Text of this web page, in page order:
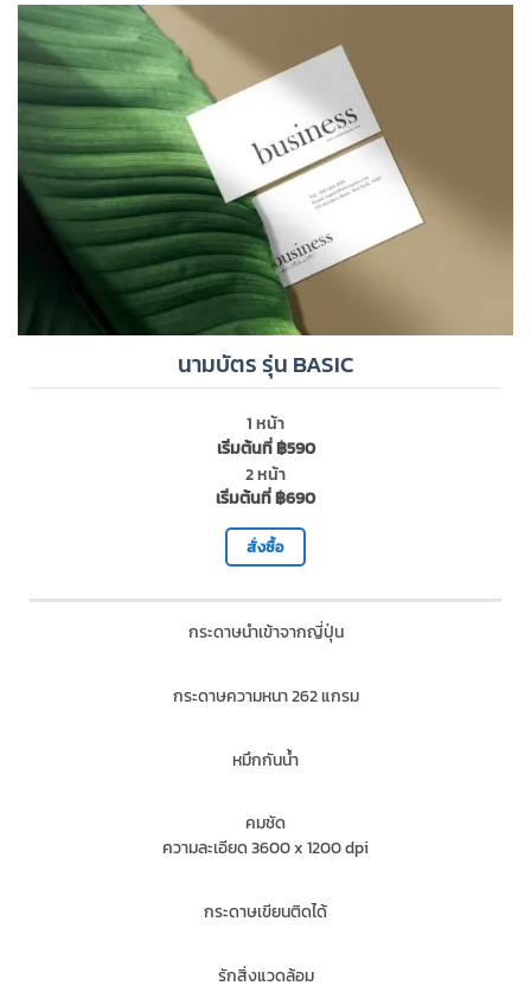
นามบัตร รุ่น BASIC
1 หน้า
เริ่มต้นที่ ฿590
2 หน้า
เริ่มต้นที่ ฿690
สั่งซื้อ
กระดาษนำเข้าจากญี่ปุ่น
กระดาษความหนา 262 แกรม
หมึกกันน้ำ
คมชัด
ความละเอียด 3600 x 1200 dpi
กระดาษเขียนติดได้
รักสิ่งแวดล้อม